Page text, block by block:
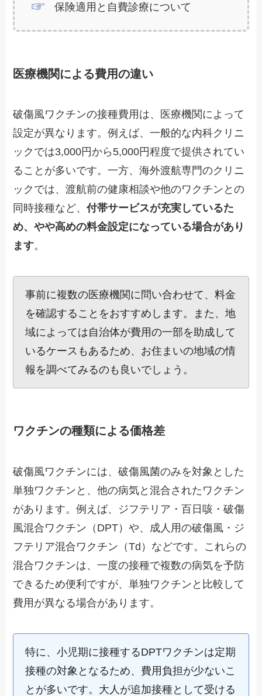
保険適用と自費診療について
医療機関による費用の違い
破傷風ワクチンの接種費用は、医療機関によって
設定が異なります。例えば、一般的な内科クリニ
ックでは3,000円から5,000円程度で提供されてい
ることが多いです。一方、海外渡航専門のクリニ
ックでは、渡航前の健康相談や他のワクチンとの
同時接種など、付帯サービスが充実しているた
め、やや高めの料金設定になっている場合があり
ます。
事前に複数の医療機関に問い合わせて、料金
を確認することをおすすめします。また、地
域によっては自治体が費用の一部を助成して
いるケースもあるため、お住まいの地域の情
報を調べてみるのも良いでしょう。
ワクチンの種類による価格差
破傷風ワクチンには、破傷風菌のみを対象とした
単独ワクチンと、他の病気と混合されたワクチン
があります。例えば、ジフテリア・百日咳・破傷
風混合ワクチン（DPT）や、成人用の破傷風・ジ
フテリア混合ワクチン（Td）などです。これらの
混合ワクチンは、一度の接種で複数の病気を予防
できるため便利ですが、単独ワクチンと比較して
費用が異なる場合があります。
特に、小児期に接種するDPTワクチンは定期
接種の対象となるため、費用負担が少ないこ
とが多いです。大人が追加接種として受ける